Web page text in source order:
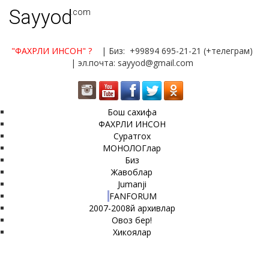
Sayyod.com
"ФАХРЛИ ИНСОН" ?
| Биз: +99894 695-21-21 (+телеграм)
| эл.почта: sayyod@gmail.com
Бош сахифа
ФАХРЛИ ИНСОН
Суратгох
МОНОЛОГлар
Биз
Жавоблар
Jumanji
FANFORUM
2007-2008й архивлар
Овоз бер!
Хикоялар